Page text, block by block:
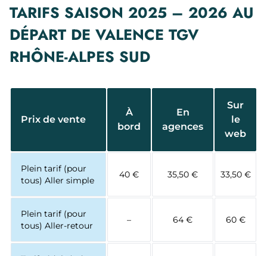
TARIFS SAISON 2025 – 2026 AU
DÉPART DE VALENCE TGV
RHÔNE-ALPES SUD
Prix de vente
À
bord
En
agences
Sur
le
web
Plein tarif (pour
tous) Aller simple
40 € 35,50 € 33,50 €
Plein tarif (pour
tous) Aller-retour
– 64 € 60 €